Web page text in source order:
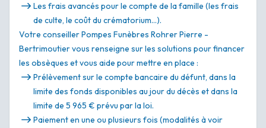
Les frais avancés pour le compte de la famille (les frais
de culte, le coût du crématorium…).
Votre conseiller Pompes Funèbres Rohrer Pierre -
Bertrimoutier vous renseigne sur les solutions pour financer
les obsèques et vous aide pour mettre en place :
Prélèvement sur le compte bancaire du défunt, dans la
limite des fonds disponibles au jour du décès et dans la
limite de 5 965 € prévu par la loi.
Paiement en une ou plusieurs fois (modalités à voir